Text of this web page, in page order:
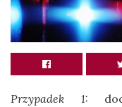
Przypadek 1: